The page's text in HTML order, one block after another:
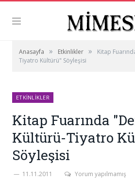
Anasayfa » Etkinlikler »
Kitap
Tiyatro Kültürü" Söyleşisi
ETKINLIKLER
Kitap Fuarında
Kültürü-Tiyatro
Söyleşisi
11.11.2011 Yorum yapılmamış